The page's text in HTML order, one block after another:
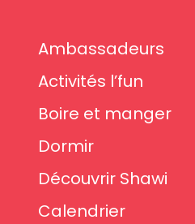
Ambassadeurs
Activités l’fun
Boire et manger
Dormir
Découvrir Shawi
Calendrier